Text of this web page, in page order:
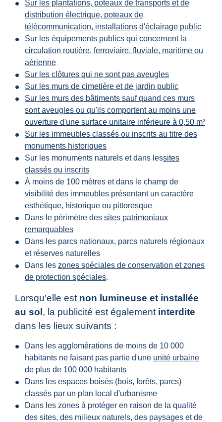
Sur les plantations, poteaux de transports et de
distribution électrique, poteaux de
télécommunication, installations d'éclairage public
Sur les équipements publics qui concernent la
circulation routière, ferroviaire, fluviale, maritime ou
aérienne
Sur les clôtures qui ne sont pas aveugles
Sur les murs de cimetière et de jardin public
Sur les murs des bâtiments sauf quand ces murs
sont aveugles ou qu'ils comportent au moins une
ouverture d'une surface unitaire inférieure à 0,50 m²
Sur les immeubles classés ou inscrits au titre des
monuments historiques
Sur les monuments naturels et dans lessites
classés ou inscrits
À moins de 100 mètres et dans le champ de
visibilité des immeubles présentant un caractère
esthétique, historique ou pittoresque
Dans le périmètre des sites patrimoniaux
remarquables
Dans les parcs nationaux, parcs naturels régionaux
et réserves naturelles
Dans les zones spéciales de conservation et zones
de protection spéciales.
Lorsqu'elle est non lumineuse et installée
au sol , la publicité est également interdite
dans les lieux suivants :
Dans les agglomérations de moins de 10 000
habitants ne faisant pas partie d'une unité urbaine
de plus de 100 000 habitants
Dans les espaces boisés (bois, forêts, parcs)
classés par un plan local d'urbanisme
Dans les zones à protéger en raison de la qualité
des sites, des milieux naturels, des paysages et de